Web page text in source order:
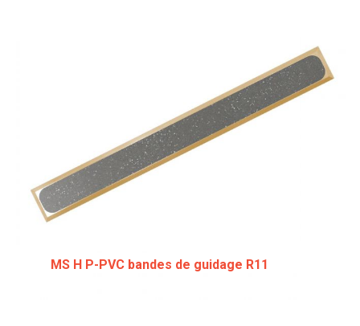
MS H P-PVC bandes de guidage R11